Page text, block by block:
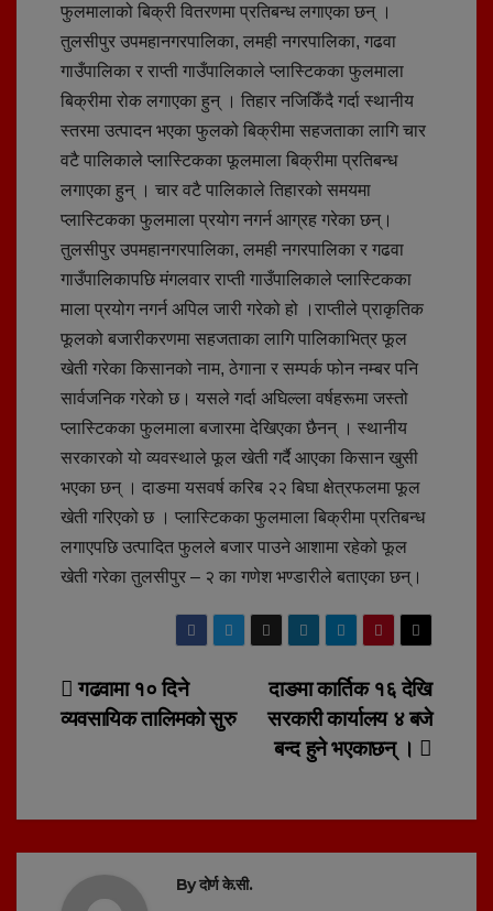
फुलमालाको बिक्री वितरणमा प्रतिबन्ध लगाएका छन् ।
तुलसीपुर उपमहानगरपालिका, लमही नगरपालिका, गढवा
गाउँपालिका र राप्ती गाउँपालिकाले प्लास्टिकका फुलमाला
बिक्रीमा रोक लगाएका हुन् । तिहार नजिकिँदै गर्दा स्थानीय
स्तरमा उत्पादन भएका फुलको बिक्रीमा सहजताका लागि चार
वटै पालिकाले प्लास्टिकका फूलमाला बिक्रीमा प्रतिबन्ध
लगाएका हुन् । चार वटै पालिकाले तिहारको समयमा
प्लास्टिकका फुलमाला प्रयोग नगर्न आग्रह गरेका छन्।
तुलसीपुर उपमहानगरपालिका, लमही नगरपालिका र गढवा
गाउँपालिकापछि मंगलवार राप्ती गाउँपालिकाले प्लास्टिकका
माला प्रयोग नगर्न अपिल जारी गरेको हो ।राप्तीले प्राकृतिक
फूलको बजारीकरणमा सहजताका लागि पालिकाभित्र फूल
खेती गरेका किसानको नाम, ठेगाना र सम्पर्क फोन नम्बर पनि
सार्वजनिक गरेको छ। यसले गर्दा अघिल्ला वर्षहरूमा जस्तो
प्लास्टिकका फुलमाला बजारमा देखिएका छैनन् । स्थानीय
सरकारको यो व्यवस्थाले फूल खेती गर्दै आएका किसान खुसी
भएका छन् । दाङमा यसवर्ष करिब २२ बिघा क्षेत्रफलमा फूल
खेती गरिएको छ । प्लास्टिकका फुलमाला बिक्रीमा प्रतिबन्ध
लगाएपछि उत्पादित फुलले बजार पाउने आशामा रहेको फूल
खेती गरेका तुलसीपुर – २ का गणेश भण्डारीले बताएका छन्।
Post
navigation
दाङमा कार्तिक १६ देखि
सरकारी कार्यालय ४ बजे
बन्द हुने भएकाछन् ।
गढवामा १० दिने
व्यवसायिक तालिमको सुरु
Byदोर्ण के.सी.